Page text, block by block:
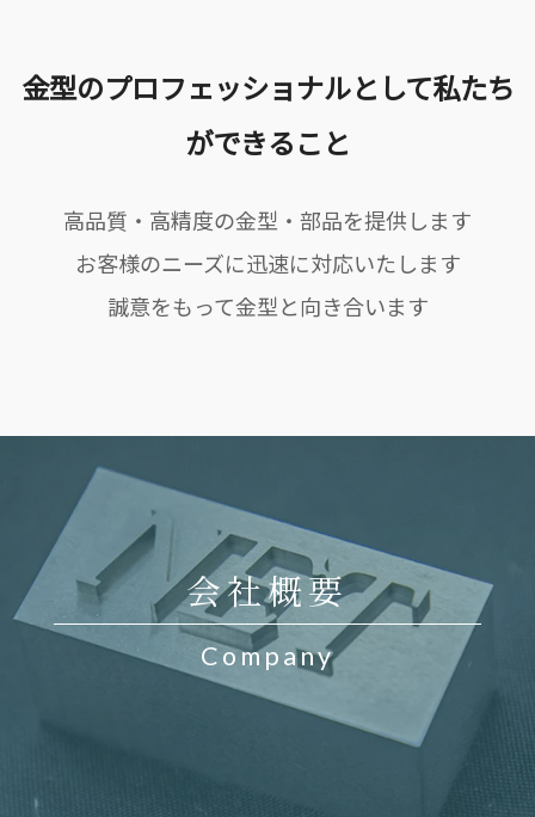
金型のプロフェッショナルとして私たち
ができること
高品質・高精度の金型・部品を提供します
お客様のニーズに迅速に対応いたします
誠意をもって金型と向き合います
会社概要
Company